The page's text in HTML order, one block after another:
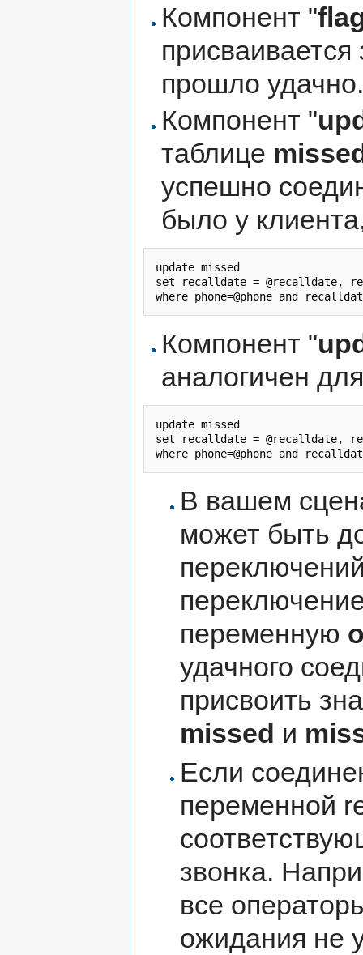
Компонент "
присваивается
прошло
Компонент "
таблице
успешно
было у
update missed
set recalldate = @recalldate,
Компонент "
аналогичен
update missed
set recalldate = @recalldate,
В вашем
может быть
переменную
удачного
присвоить
missed и
Если
переменной
звонка.
все
ожидания не